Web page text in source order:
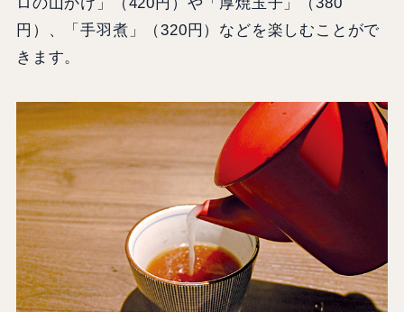
円）、「手羽煮」（320円）などを楽しむことがで
きます。